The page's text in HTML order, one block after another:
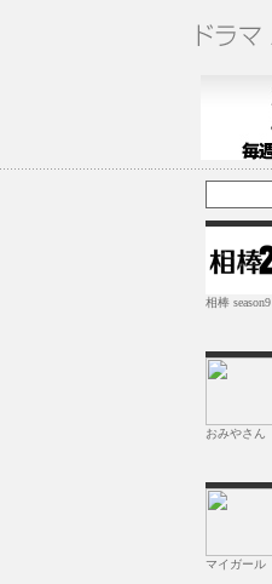
相棒 season9
おみやさん
マイガール